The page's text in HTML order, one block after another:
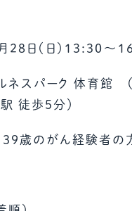
28日（日）13:30〜
ネスパーク 体育館 （
徒歩5分）
39歳のがん経験者の